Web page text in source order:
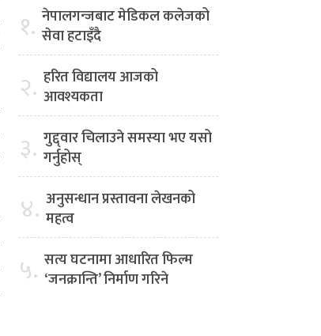
१. नेपालगन्जबाट मेडिकल कलेजको
सेवा हटाइँदै
२. हरित विद्यालय आजको
आवश्यकता
३. गुद्द्वार चिलाउने समस्या भए यसो
गर्नुहोस्
४. अनुसन्धान प्रस्तावना लेखनको
महत्व
५. सत्य घटनामा आधारित फिल्म
‘जनक्रान्ति’ निर्माण गरिने